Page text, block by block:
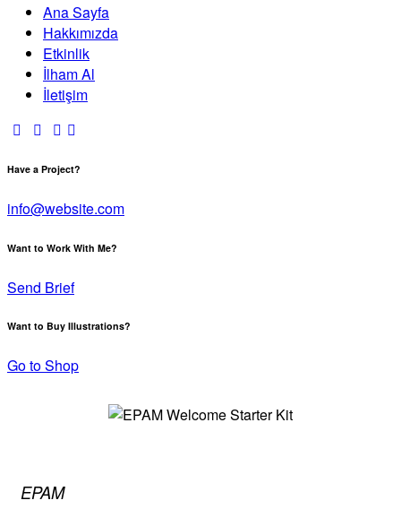
Ana Sayfa
Hakkımızda
Etkinlik
İlham Al
İletişim
Have a Project?
info@website.com
Want to Work With Me?
Send Brief
Want to Buy Illustrations?
Go to Shop
EPAM